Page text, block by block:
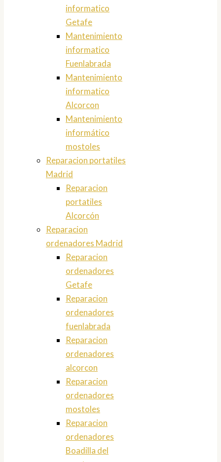
informatico
Getafe
Mantenimiento
informatico
Fuenlabrada
Mantenimiento
informatico
Alcorcon
Mantenimiento
informático
mostoles
Reparacion portatiles
Madrid
Reparacion
portatiles
Alcorcón
Reparacion
ordenadores Madrid
Reparacion
ordenadores
Getafe
Reparacion
ordenadores
fuenlabrada
Reparacion
ordenadores
alcorcon
Reparacion
ordenadores
mostoles
Reparacion
ordenadores
Boadilla del